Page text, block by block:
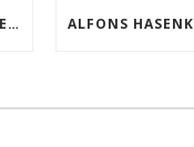
EMOTIONALES GASTSPIEL IM LENGGRIESER KKK